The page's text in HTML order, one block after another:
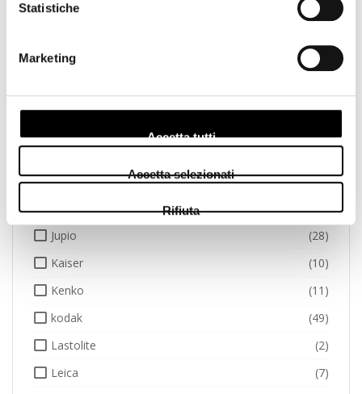
Statistiche
Marketing
Accetta tutti
Accetta selezionati
Rifiuta
GoPro
(1)
(7)
(11)
Hoya
(20)
Jeep
(1)
Joby
(6)
Jupio
(28)
Kaiser
(10)
Kenko
(11)
kodak
(49)
Lastolite
(2)
Leica
(7)